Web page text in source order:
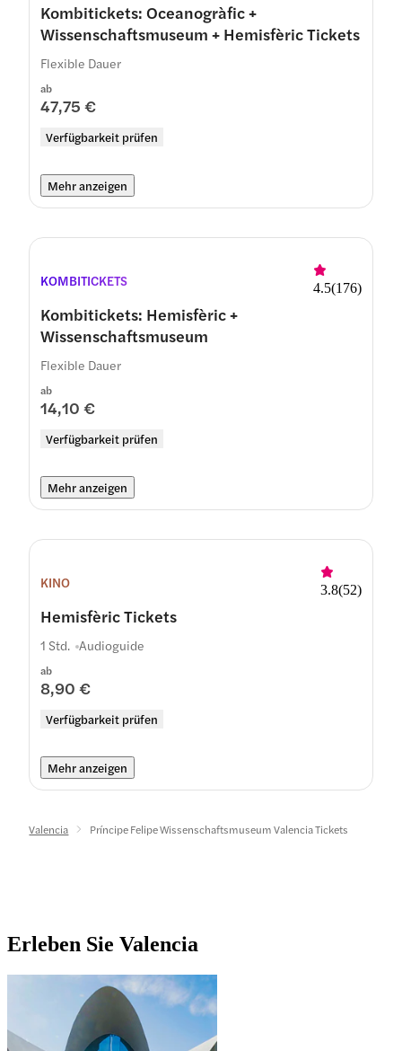
Kombitickets: Oceanogràfic +
Wissenschaftsmuseum + Hemisfèric Tickets
ab
47,75 €
Verfügbarkeit prüfen
Flexible Dauer
Mehr anzeigen
KOMBITICKETS 4.5(176)
Kombitickets: Hemisfèric +
Wissenschaftsmuseum
ab
14,10 €
Verfügbarkeit prüfen
Flexible Dauer
Mehr anzeigen
KINO 3.8(52)
Hemisfèric Tickets
ab
8,90 €
Verfügbarkeit prüfen
1 Std. Audioguide
Mehr anzeigen
Valencia Príncipe Felipe Wissenschaftsmuseum Valencia Tickets
Erleben Sie Valencia